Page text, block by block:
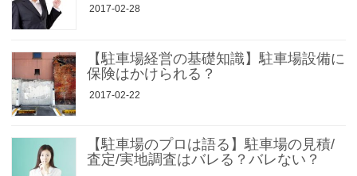
2017-02-28
【駐車場経営の基礎知識】駐車場設備に
保険はかけられる？
2017-02-22
【駐車場のプロは語る】駐車場の見積/
査定/実地調査はバレる？バレない？